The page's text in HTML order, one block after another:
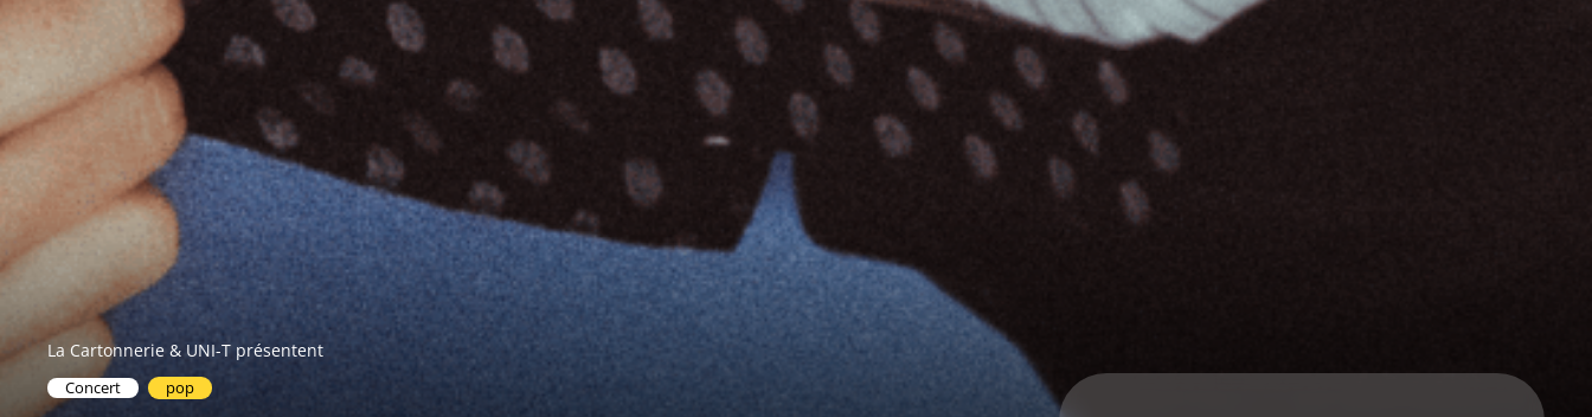
La Cartonnerie & UNI-T présentent
Concert pop